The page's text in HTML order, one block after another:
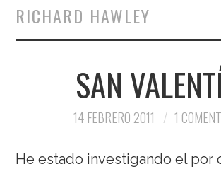
MIS VIAJES
RICHARD HAWLEY
SAN
14 FEBRERO 2011 1
He estado investigando el por